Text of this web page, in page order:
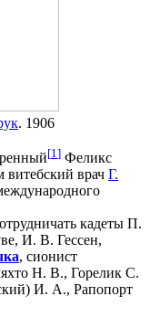
. 1906
[1 ] Феликс
врач Г.
кадеты П.
И. В. Гессен,
, сионист
Н. В., Горелик С.
И. А., Рапопорт